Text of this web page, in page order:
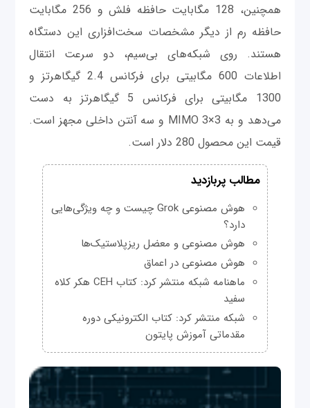
همچنین، 128 مگابایت حافظه فلش و 256 مگابایت
حافظه رم از دیگر مشخصات سخت‌افزاری این دستگاه
هستند. روی شبکه‌های بی‌سیم، دو سرعت انتقال
اطلاعات 600 مگابیتی برای فرکانس 2.4 گیگاهرتز و
1300 مگابیتی برای فرکانس 5 گیگاهرتز به دست
می‌دهد و به MIMO 3×3 و سه آنتن داخلی مجهز است.
قیمت این محصول 280 دلار است.
مطالب پربازدید
هوش مصنوعی Grok چیست و چه ویژگی‌هایی
دارد؟
هوش مصنوعی و معضل ریزپلاستیک‌ها
هوش مصنوعی در اعماق
ماهنامه شبکه منتشر کرد: کتاب CEH هکر کلاه
سفید
شبکه منتشر کرد: کتاب الکترونیکی دوره
مقدماتی آموزش پایتون